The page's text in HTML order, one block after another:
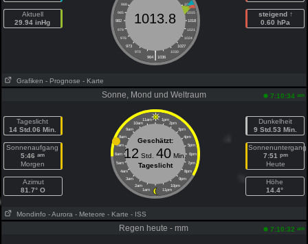
Aktuell
29.94 inHg
988
1012
985
1015
982
1018
979
1021
976
1024
973
1027
970
1030
|
964 1036
1013.8
steigend ↑
0.60 hPa
Grafiken - Prognose - Karte
Sonne, Mond und Weltraum 7:10:34 am
Tageslicht
14 Std.06 Min.
Sonnenaufgang
5:46 am
Morgen
Azimut
81.7° O
11am 1pm
10am 2pm
9am 3pm
8am 4pm
7am 5pm
6am 6pm
5am 7pm
4am 8pm
3am 9pm
2am 10pm
1am 11pm
Geschätzt:
12 Std.40 Min.
Tageslicht
Dunkelheit
9 Std.53 Min.
Sonnenuntergang
7:51 pm
Heute
Höhe
14.4°
Mondinfo - Aurora - Meteore - Karte - ISS
Regen heute - mm 7:10:32 am